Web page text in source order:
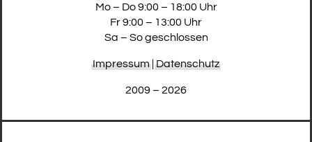
Mo – Do 9:00 – 18:00 Uhr
Fr 9:00 – 13:00 Uhr
Sa – So geschlossen
Impressum|Datenschutz
2009 – 2026